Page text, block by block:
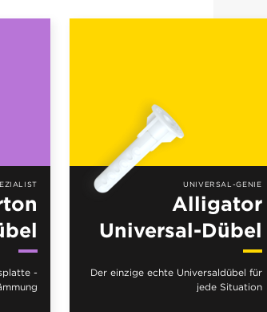
-
UNIVERSAL-GENIE
Alligator
Universal-Dübel
Der einzige echte Universaldübel für
jede Situation